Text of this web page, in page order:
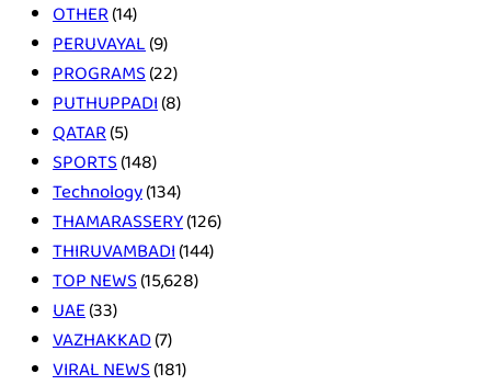
OTHER(14)
PERUVAYAL(9)
PROGRAMS(22)
PUTHUPPADI(8)
QATAR(5)
SPORTS(148)
Technology(134)
THAMARASSERY(126)
THIRUVAMBADI(144)
TOP NEWS(15,628)
UAE(33)
VAZHAKKAD(7)
VIRAL NEWS(181)